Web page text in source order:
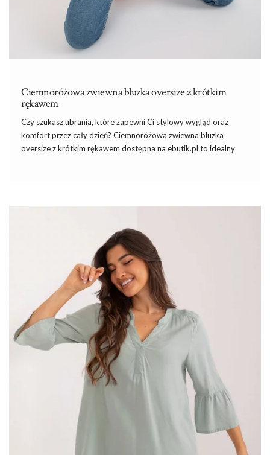
Ciemnoróżowa zwiewna bluzka oversize z krótkim
rękawem
Czy szukasz ubrania, które zapewni Ci stylowy wygląd oraz
komfort przez cały dzień? Ciemnoróżowa zwiewna bluzka
oversize z krótkim rękawem dostępna na ebutik.pl to idealny
Ciemnoróżowa zwiewna bluzka oversize
z krótkim rękawem – Must-have w
Twojej szafie!
Bluzka wykonana jest z wysokiej jakości materiałów, które
zapewniają uczucie lekkości i swobody. Jej oversizowy krój
pozwala na komfortowe noszenie przez cały dzień, nie
ograniczając …